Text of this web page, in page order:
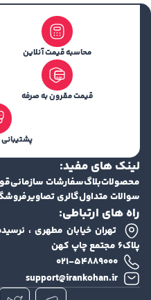
محاسبه قیمت آنلاین
قیمت مقرون به صرفه
لینک های مفید:
محصولاتبلاگسفارشات سازمانی
سوالات متداولگالری تصاویر
راه های ارتباطی:
تهران خیابان مطهری ،
پلاک۶ مجتمع چاپ کهن
۰۲۱-۵۴۸۸۹۰۰۰
support@irankohan.ir